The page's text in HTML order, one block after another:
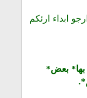
ابداء ارئكم
‬بها* ‬بعض*